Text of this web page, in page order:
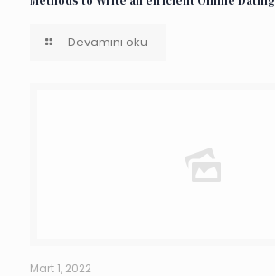
Devamını oku
Mart 1, 2022